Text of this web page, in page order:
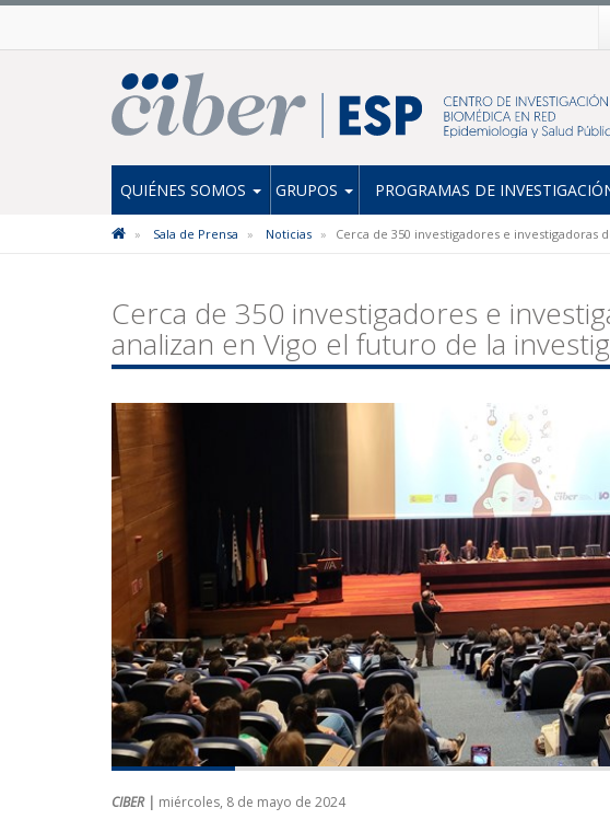
QUIÉNES SOMOS GRUPOS PROGRAMAS DE
Sala de Prensa Noticias Cerca de 350 investigadores e investigadoras
Cerca de 350 investigadores e
analizan en Vigo el futuro de la
CIBER | miércoles, 8 de mayo de 2024